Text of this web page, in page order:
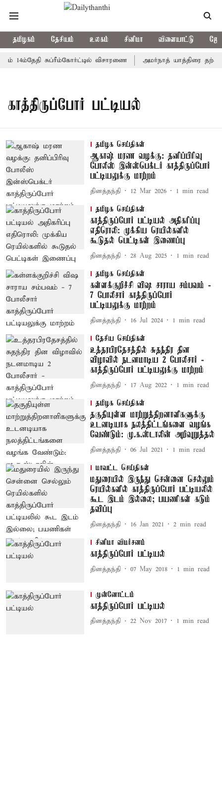
தமிழகம் தேசியம் உலகம் சினிமா விளையாட்டு
14ம்தேதி சுப்ரீம்கோர்ட்டில் விசாரணை அமர்நாத் யாத்திரை
காத்திருப்போர் பட்டியல்
தமிழக செய்திகள்
ஆகாஷ் மரண வழக்கு: தனிப்பிரிவு
போலீஸ் இன்ஸ்பெக்டர் காத்திருப்போர்
பட்டியலுக்கு மாற்றம்
தினத்தந்தி 12 Mar 2026 1 min read
தமிழக செய்திகள்
காத்திருப்போர் பட்டியல் அதிகரிப்பு
எதிரொலி: முக்கிய ரெயில்களில்
கூடுதல் பெட்டிகள் இணைப்பு
தினத்தந்தி 28 Aug 2025 1 min read
தமிழக செய்திகள்
கள்ளக்குறிச்சி விஷ சாராய சம்பவம் -
7 போலீசார் காத்திருப்போர்
பட்டியலுக்கு மாற்றம்
தினத்தந்தி 16 Jul 2024 1 min read
தேசிய செய்திகள்
உத்தரபிரதேசத்தில் சுதந்திர தின
விழாவில் நடனமாடிய 2 போலீசார் -
காத்திருப்போர் பட்டியலுக்கு மாற்றம்
தினத்தந்தி 17 Aug 2022 1 min read
தமிழக செய்திகள்
தகுதியுள்ள மாற்றுத்திறனாளிகளுக்கு
உடனடியாக நலத்திட்டங்களை வழங்க
வேண்டும்: மு.க.ஸ்டாலின் அறிவுறுத்தல்
தினத்தந்தி 06 Jul 2021 1 min read
மாவட்ட செய்திகள்
மதுரையில் இருந்து சென்னை செல்லும்
ரெயில்களில் காத்திருப்போர் பட்டியலில்
கூட இடம் இல்லை; பயணிகள் கடும்
தவிப்பு
தினத்தந்தி 16 Jan 2021 2 min read
சினிமா விமர்சனம்
காத்திருப்போர் பட்டியல்
தினத்தந்தி 07 May 2018 1 min read
முன்னோட்டம்
காத்திருப்போர் பட்டியல்
தினத்தந்தி 22 Nov 2017 1 min read